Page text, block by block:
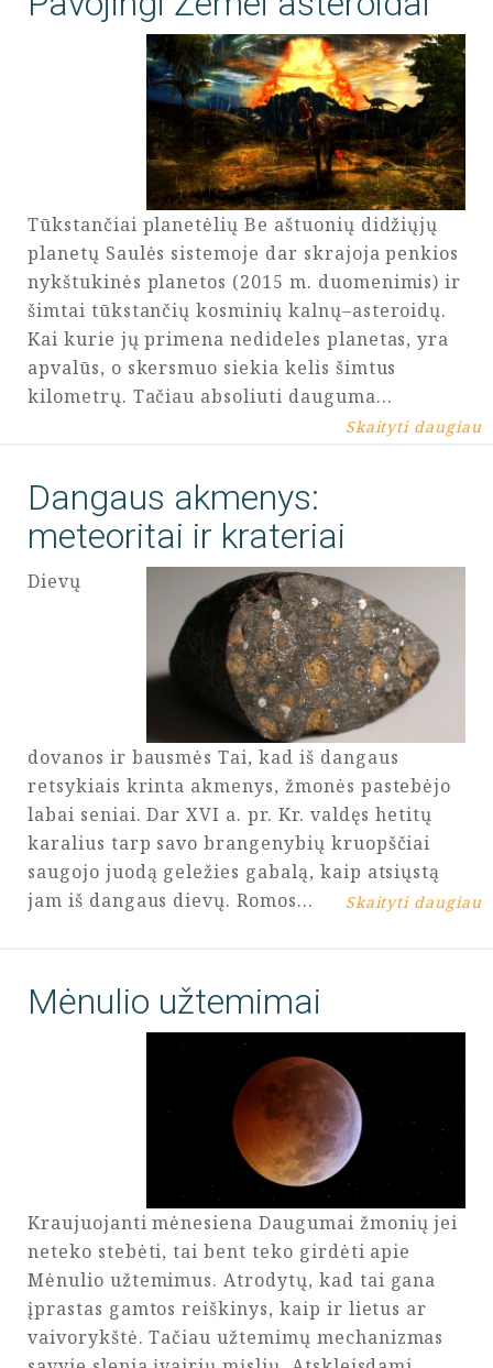
Tūkstančiai planetėlių Be aštuonių didžiųjų
planetų Saulės sistemoje dar skrajoja penkios
nykštukinės planetos (2015 m. duomenimis) ir
šimtai tūkstančių kosminių kalnų–asteroidų.
Kai kurie jų primena nedideles planetas, yra
apvalūs, o skersmuo siekia kelis šimtus
kilometrų. Tačiau absoliuti dauguma…
Skaityti daugiau
Dangaus akmenys:
meteoritai ir krateriai
Dievų
dovanos ir bausmės Tai, kad iš dangaus
retsykiais krinta akmenys, žmonės pastebėjo
labai seniai. Dar XVI a. pr. Kr. valdęs hetitų
karalius tarp savo brangenybių kruopščiai
saugojo juodą geležies gabalą, kaip atsiųstą
jam iš dangaus dievų. Romos…
Skaityti daugiau
Mėnulio užtemimai
Kraujuojanti mėnesiena Daugumai žmonių jei
neteko stebėti, tai bent teko girdėti apie
Mėnulio užtemimus. Atrodytų, kad tai gana
įprastas gamtos reiškinys, kaip ir lietus ar
vaivorykštė. Tačiau užtemimų mechanizmas